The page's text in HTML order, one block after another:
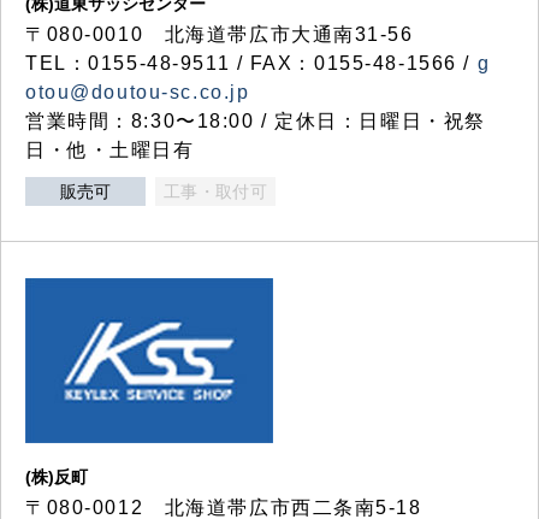
〒080-0010 北海道帯広市大通南31-56
TEL：0155-48-9511 / FAX：0155-48-1566 / g
otou@doutou-sc.co.jp
営業時間：8:30〜18:00 / 定休日：日曜日・祝祭
日・他・土曜日有
販売可 工事・取付可
(株)反町
〒080-0012 北海道帯広市西二条南5-18